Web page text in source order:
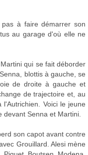
à faire démarrer son
au garage d'où elle ne
qui se fait déborder
blottis à gauche, se
de droite à gauche et
de trajectoire et, au
Voici le jeune
devant Senna et Martini.
son capot avant contre
Grouillard. Alesi mène